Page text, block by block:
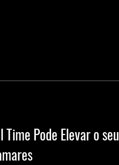
Pode Elevar o seu